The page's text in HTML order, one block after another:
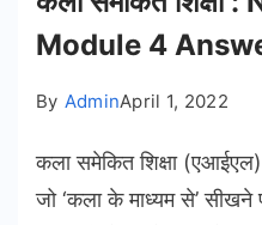
Module 4
By AdminApril 1, 2022
कला समेकित शिक्षा
जो ‘कला के माध्यम से’ सीखने